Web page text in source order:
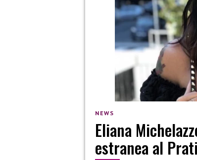
NEWS
Eliana
estranea al